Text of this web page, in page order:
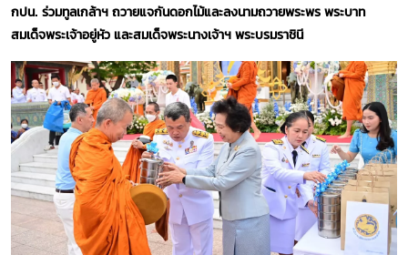
กปน. ร่วมทูลเกล้าฯ ถวายแจกันดอกไม้และลงนามถวายพระพร พระบาท
สมเด็จพระเจ้าอยู่หัว และสมเด็จพระนางเจ้าฯ พระบรมราชินี